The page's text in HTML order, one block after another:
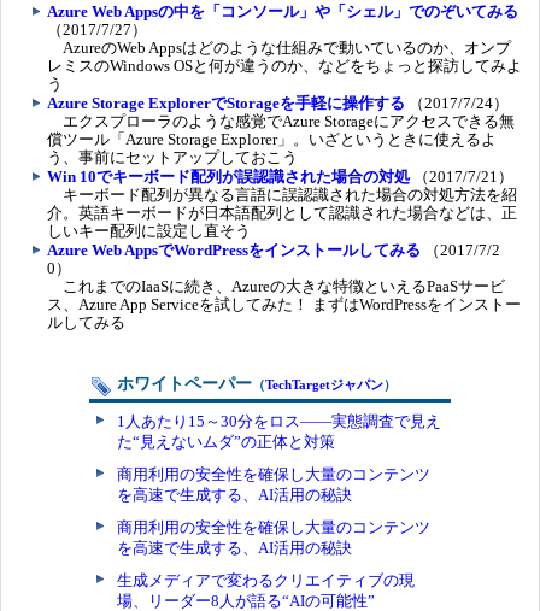
Azure Web Appsの中を「コンソール」や「シェル」でのぞいてみる
（2017/7/27）
AzureのWeb Appsはどのような仕組みで動いているのか、オンプ
レミスのWindows OSと何が違うのか、などをちょっと探訪してみよ
う
Azure Storage ExplorerでStorageを手軽に操作する （2017/7/24）
エクスプローラのような感覚でAzure Storageにアクセスできる無
償ツール「Azure Storage Explorer」。いざというときに使えるよ
う、事前にセットアップしておこう
Win 10でキーボード配列が誤認識された場合の対処 （2017/7/21）
キーボード配列が異なる言語に誤認識された場合の対処方法を紹
介。英語キーボードが日本語配列として認識された場合などは、正
しいキー配列に設定し直そう
Azure Web AppsでWordPressをインストールしてみる （2017/7/2
0）
これまでのIaaSに続き、Azureの大きな特徴といえるPaaSサービ
ス、Azure App Serviceを試してみた！ まずはWordPressをインストー
ルしてみる
ホワイトペーパー （TechTargetジャパン）
1人あたり15～30分をロス――実態調査で見え
た“見えないムダ”の正体と対策
商用利用の安全性を確保し大量のコンテンツ
を高速で生成する、AI活用の秘訣
商用利用の安全性を確保し大量のコンテンツ
を高速で生成する、AI活用の秘訣
生成メディアで変わるクリエイティブの現
場、リーダー8人が語る“AIの可能性”